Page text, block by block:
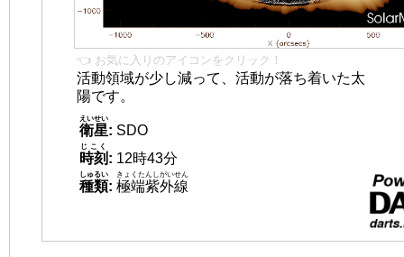
👈 お気に入りのアイコンをクリック！
活動領域が少し減って、活動が落ち着いた太
陽です。
衛星
えいせい
: SDO
時刻
じこく
: 12時43分
種類
しゅるい
: 極端紫外線
きょくたんしがいせん